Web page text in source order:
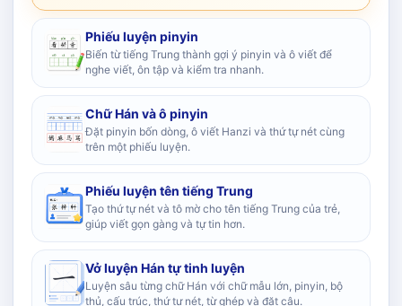
Phiếu luyện pinyin
Biến từ tiếng Trung thành gợi ý pinyin và ô viết để
nghe viết, ôn tập và kiểm tra nhanh.
Chữ Hán và ô pinyin
Đặt pinyin bốn dòng, ô viết Hanzi và thứ tự nét cùng
trên một phiếu luyện.
Phiếu luyện tên tiếng Trung
Tạo thứ tự nét và tô mờ cho tên tiếng Trung của trẻ,
giúp viết gọn gàng và tự tin hơn.
Vở luyện Hán tự tinh luyện
Luyện sâu từng chữ Hán với chữ mẫu lớn, pinyin, bộ
thủ, cấu trúc, thứ tự nét, từ ghép và đặt câu.